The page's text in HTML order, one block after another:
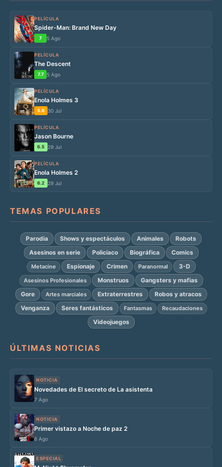
PELÍCULA
Spider-Man: Brand New Day
7 5 Ago
PELÍCULA
The Descent
7.7 5 Ago
PELÍCULA
Enola Holmes 3
5.6 30 Jul
PELÍCULA
Jason Bourne
6.5 29 Jul
PELÍCULA
Enola Holmes 2
6.2 29 Jul
TEMAS POPULARES
Parodia Shows y espectáculos Animales
Robots
Asesinos en serie
Policíaco Biográfica Comics
Metacine Espionaje Crimen Paranormal 3-D
Asesinos Profesionales Monstruos
Gangsters y mafias
Gore
Artes marciales Extraterrestres
Robos y atracos
Venganza
Seres fantásticos Fantasmas Recaudaciones
Videojuegos
ÚLTIMAS NOTICIAS
NOTICIA
Novedades de El secreto de La asistenta
7 Ago
NOTICIA
Primer vistazo a Noche de paz 2
6 Ago
ESPECIAL